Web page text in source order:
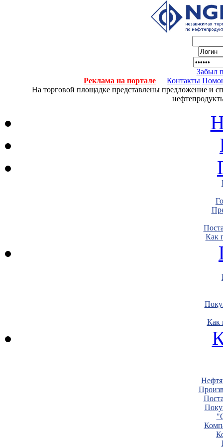
Забыл
Реклама на портале
Контакты
На торговой площадке представлены предложение и
Как
Как